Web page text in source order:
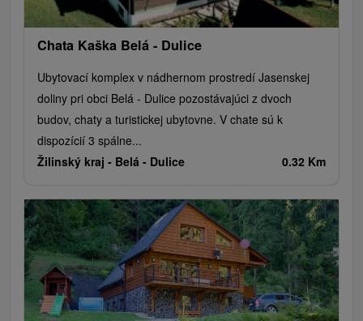
Chata Kaška Belá - Dulice
Ubytovací komplex v nádhernom prostredí Jasenskej
doliny pri obci Belá - Dulice pozostávajúci z dvoch
budov, chaty a turistickej ubytovne. V chate sú k
dispozícií 3 spálne...
Žilinský kraj - Belá - Dulice 0.32 Km